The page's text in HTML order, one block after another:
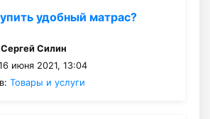
удобный матрас?
Сергей Силин
июня 2021, 13:04
Товары и услуги